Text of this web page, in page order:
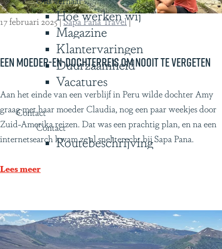
Hoe werken wij
Magazine
Klantervaringen
Duurzaamheid
Vacatures
Contact
Contact
Routebeschrijving
e
n
n
o
t
a
i
Een moeder-en-dochterreis om nooit te vergeten
17 februari 2025|Sapa Pana Travel|
E
e
n
m
e
r
-
e
Aan het einde van een verblijf in Peru wilde dochter Amy
graag met haar moeder Claudia, nog een paar weekjes door
Zuid-Amerika reizen. Dat was een prachtig plan, en na een
internetsearch kwam ze al snel terecht bij Sapa Pana.
Lees meer